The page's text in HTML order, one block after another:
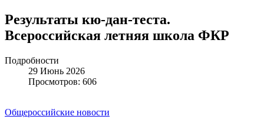
Результаты кю-дан-теста.
Всероссийская летняя школа ФКР
Подробности
29 Июнь 2026
Просмотров: 606
Общероссийские новости